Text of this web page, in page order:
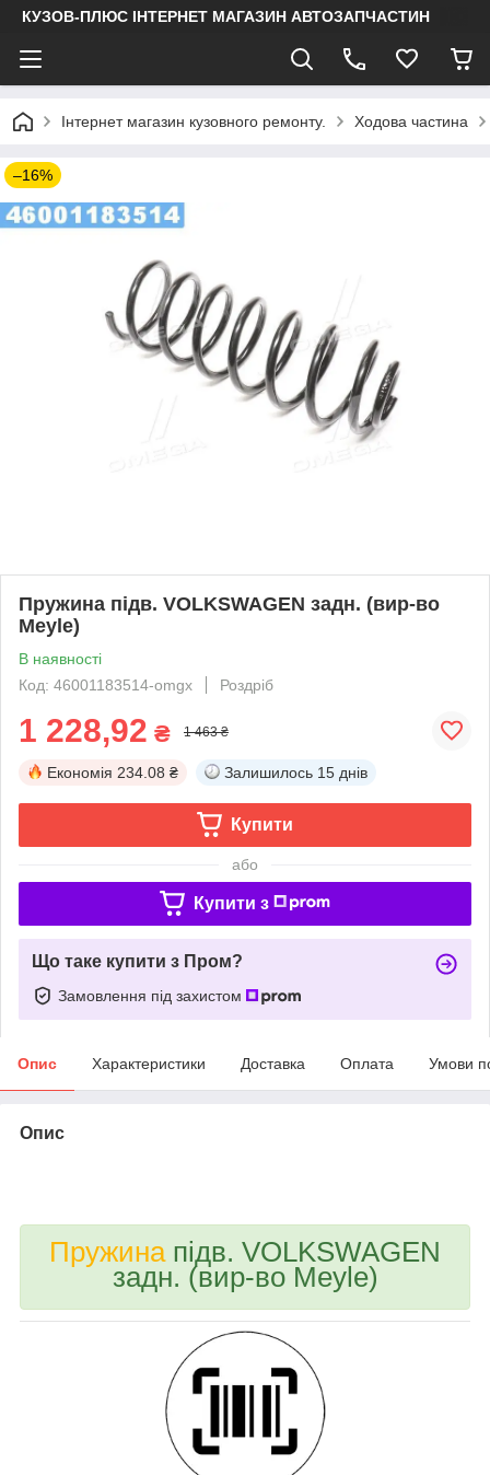
КУЗОВ-ПЛЮС ІНТЕРНЕТ МАГАЗИН АВТОЗАПЧАСТИН
Інтернет магазин кузовного ремонту. Ходова частина
–16%
Пружина підв. VOLKSWAGEN задн. (вир-во
Meyle)
В наявності
Код: 46001183514-omgx
Роздріб
1 228,92 ₴ 1 463 ₴
Економія 234.08 ₴ Залишилось 15 днів
Купити
або
Купити з
Що таке купити з Пром?
Замовлення під захистом
Опис Характеристики Доставка Оплата Умови
Опис
Пружинапідв. VOLKSWAGEN
задн. (вир-во Meyle)